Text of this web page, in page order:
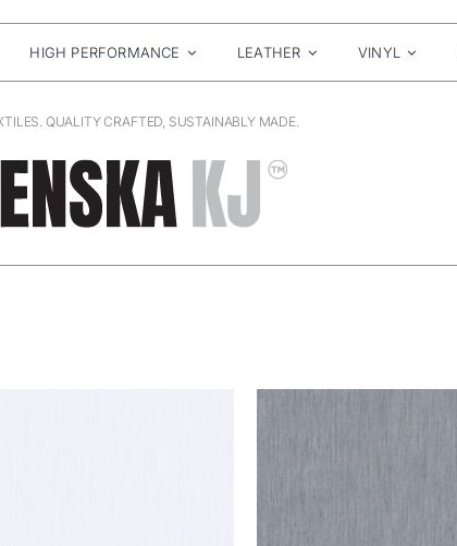
HIGH PERFORMANCE LEATHER VINYL
QUALITY CRAFTED, SUSTAINABLY MADE.
De Ploeg – Mizu: 04